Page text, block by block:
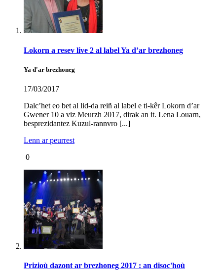
Lokorn a resev live 2 al label Ya d’ar brezhoneg
Ya d'ar brezhoneg
17/03/2017
Dalc’het eo bet al lid-da reiñ al label e ti-kêr Lokorn d’ar
Gwener 10 a viz Meurzh 2017, dirak an it. Lena Louarn,
besprezidantez Kuzul-rannvro [...]
Lenn ar peurrest
0
Prizioù dazont ar brezhoneg 2017 : an disoc'hoù